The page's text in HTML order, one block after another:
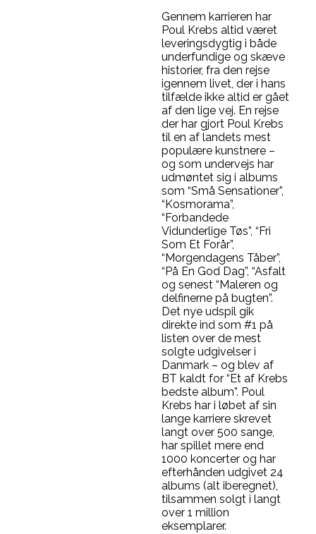
Gennem karrieren har
Poul Krebs altid været
leveringsdygtig i både
underfundige og skæve
historier, fra den rejse
igennem livet, der i hans
tilfælde ikke altid er gået
af den lige vej. En rejse
der har gjort Poul Krebs
til en af landets mest
populære kunstnere –
og som undervejs har
udmøntet sig i albums
som “Små Sensationer”,
“Kosmorama”,
“Forbandede
Vidunderlige Tøs”, “Fri
Som Et Forår”,
“Morgendagens Tåber”,
“På En God Dag”, “Asfalt
og senest “Maleren og
delfinerne på bugten”.
Det nye udspil gik
direkte ind som #1 på
listen over de mest
solgte udgivelser i
Danmark – og blev af
BT kaldt for “Et af Krebs
bedste album”. Poul
Krebs har i løbet af sin
lange karriere skrevet
langt over 500 sange,
har spillet mere end
1000 koncerter og har
efterhånden udgivet 24
albums (alt iberegnet),
tilsammen solgt i langt
over 1 million
eksemplarer.